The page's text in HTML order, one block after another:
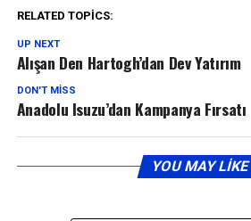
RELATED TOPICS:
UP NEXT
Alışan Den Hartogh’dan Dev Yatırım
DON'T MISS
Anadolu Isuzu’dan Kampanya Fırsatı
YOU MAY LIKE